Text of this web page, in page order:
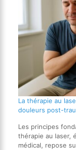
La thérapie au
douleurs post-
Les principes
thérapie au laser,
médical, repose